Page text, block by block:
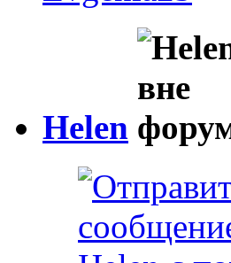
Helen